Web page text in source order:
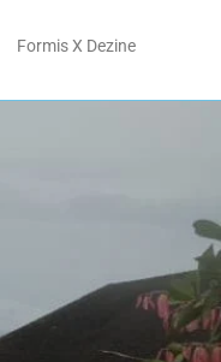
Formis X Dezine